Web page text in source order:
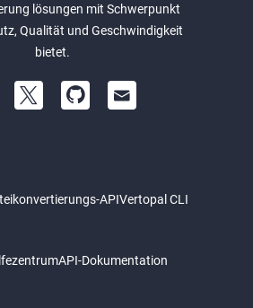
lösungen mit Schwerpunkt
Qualität und Geschwindigkeit
bietet.
APIVertopal CLI
API-Dokumentation